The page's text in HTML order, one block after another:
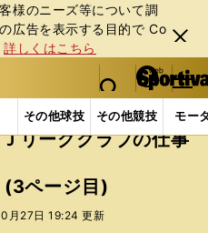
様のニーズ等について調
広告を表⽰する⽬的で Co
詳しくはこちら
閉じ
る
web Sportiva (webスポルティーバ)
検索
マイペ
ー
ジ
メニュ
その他球技 その他競技 モー
Jリーグ他 Jリーグ 【恩田
リーグクラブの仕事
(3ページ目)
月27日 19:24 更新